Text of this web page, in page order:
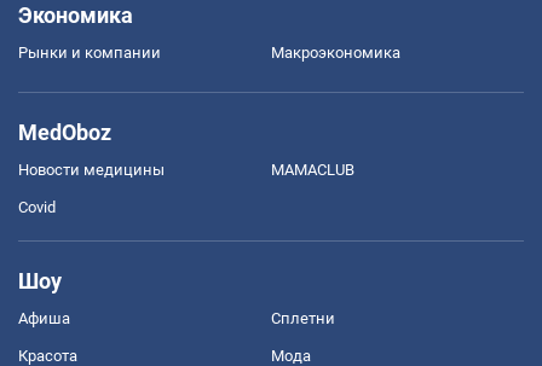
Экономика
Рынки и компании Mакроэкономика
MedOboz
Новости медицины MAMACLUB
Covid
Шоу
Афиша Сплетни
Красота Мода